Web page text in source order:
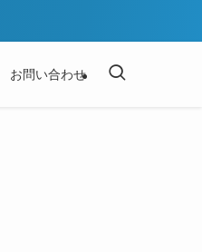
お問い合わせ